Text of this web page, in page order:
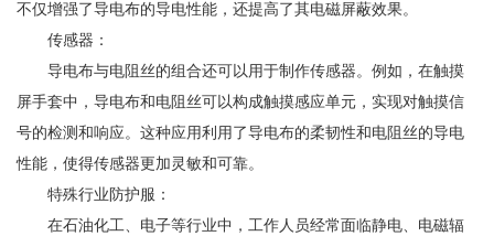
不仅增强了导电布的导电性能，还提高了其电磁屏蔽效果。
传感器：
导电布与电阻丝的组合还可以用于制作传感器。例如，在触摸
屏手套中，导电布和电阻丝可以构成触摸感应单元，实现对触摸信
号的检测和响应。这种应用利用了导电布的柔韧性和电阻丝的导电
性能，使得传感器更加灵敏和可靠。
特殊行业防护服：
在石油化工、电子等行业中，工作人员经常面临静电、电磁辐